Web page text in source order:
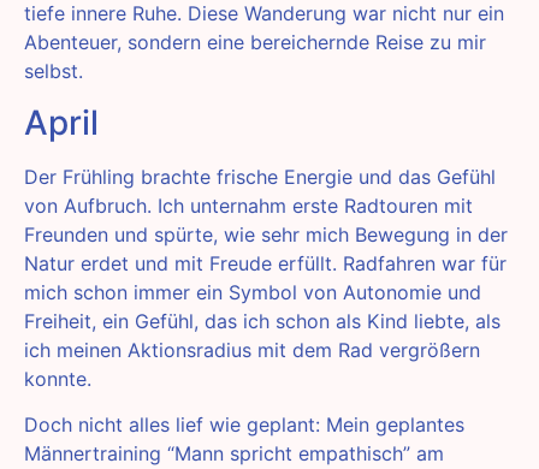
tiefe innere Ruhe. Diese Wanderung war nicht nur ein
Abenteuer, sondern eine bereichernde Reise zu mir
selbst.
April
Der Frühling brachte frische Energie und das Gefühl
von Aufbruch. Ich unternahm erste Radtouren mit
Freunden und spürte, wie sehr mich Bewegung in der
Natur erdet und mit Freude erfüllt. Radfahren war für
mich schon immer ein Symbol von Autonomie und
Freiheit, ein Gefühl, das ich schon als Kind liebte, als
ich meinen Aktionsradius mit dem Rad vergrößern
konnte.
Doch nicht alles lief wie geplant: Mein geplantes
Männertraining “Mann spricht empathisch” am